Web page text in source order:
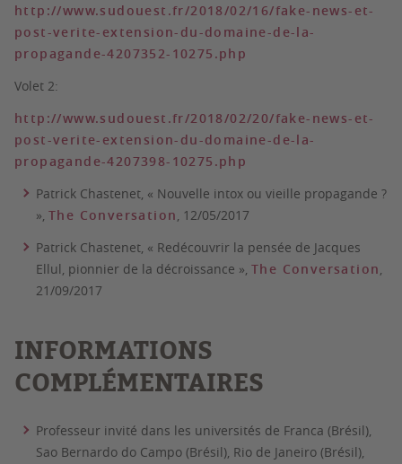
http://www.sudouest.fr/2018/02/16/fake-news-et-
post-verite-extension-du-domaine-de-la-
propagande-4207352-10275.php
Volet 2:
http://www.sudouest.fr/2018/02/20/fake-news-et-
post-verite-extension-du-domaine-de-la-
propagande-4207398-10275.php
Patrick Chastenet, « Nouvelle intox ou vieille propagande ?
», The Conversation, 12/05/2017
Patrick Chastenet, « Redécouvrir la pensée de Jacques
Ellul, pionnier de la décroissance », The Conversation,
21/09/2017
INFORMATIONS
COMPLÉMENTAIRES
Professeur invité dans les universités de Franca (Brésil),
Sao Bernardo do Campo (Brésil), Rio de Janeiro (Brésil),